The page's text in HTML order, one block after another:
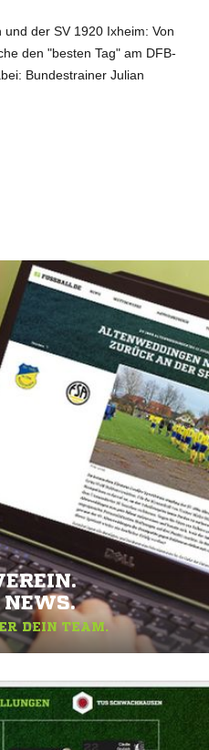
der SV 1920 Ixheim: Von
den "besten Tag" am DFB-
Bundestrainer Julian
NEWS.
DEIN TEAM.